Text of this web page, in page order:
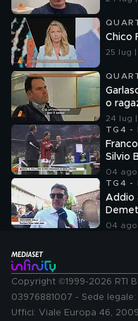
Chico
25 lug
o
24 lug
TG4 -
Silvio
04 ago
TG4 -
Addio
04 ago
Copyright ©1999-2026 RTI
03976881007 - Sede
Uffici: Viale Europa 46,